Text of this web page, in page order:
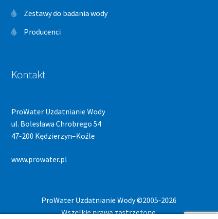
Zestawy do badania wody
Producenci
Kontakt
ProWater Uzdatnianie Wody
ul. Bolesława Chrobrego 54
47-200 Kędzierzyn–Koźle
www.prowater.pl
ProWater Uzdatnianie Wody ©2005-2026
Wszelkie prawa zastrzeżone.